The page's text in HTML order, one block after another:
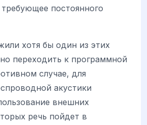
постоянного
хотя бы один из этих
переходить к программной
случае, для
акустики
внешних
речь пойдет в